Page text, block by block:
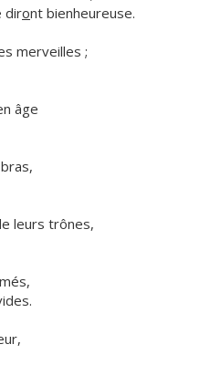
diront bienheureuse.
merveilles ;
âge
leurs trônes,